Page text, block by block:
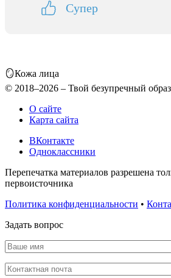
Супер
🪞Кожа лица
© 2018–2026 – Твой безупречный
О сайте
Карта сайта
ВКонтакте
Одноклассники
Перепечатка материалов разрешена
первоисточника
Политика конфиденциальности •
Задать вопрос